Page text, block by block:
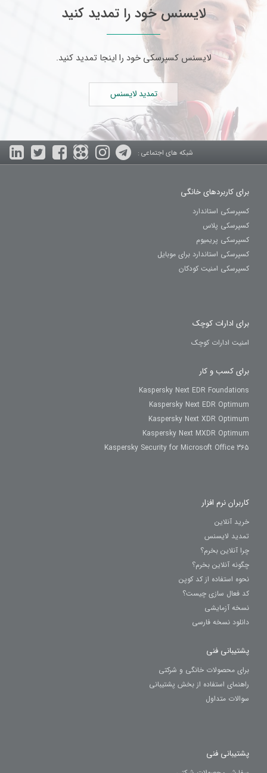
لایسنس خود را تمدید کنید
لایسنس کسپرسکی خود را اینجا تمدید کنید.
تمدید لایسنس
شبکه های اجتماعی :
برای کاربردهای خانگی
کسپرسکی استاندارد
کسپرسکی پلاس
کسپرسکی پریمیوم
کسپرسکی استاندارد برای موبایل
کسپرسکی امنیت کودکان
برای ادارات کوچک
امنیت ادارات کوچک
برای کسب و کار
Kaspersky Next EDR Foundations
Kaspersky Next EDR Optimum
Kaspersky Next XDR Optimum
Kaspersky Next MXDR Optimum
Kaspersky Security for Microsoft Office 365
کاربران نرم افزار
خرید آنلاین
تمدید لایسنس
چرا آنلاین بخرم؟
چگونه آنلاین بخرم؟
نحوه استفاده از کد کوپن
کد فعال سازی چیست؟
نسخه آزمایشی
دانلود نسخه فارسی
پشتیبانی فنی
برای محصولات خانگی و شرکتی
راهنمای استفاده از بخش پشتیبانی
سوالات متداول
پشتیبانی فنی